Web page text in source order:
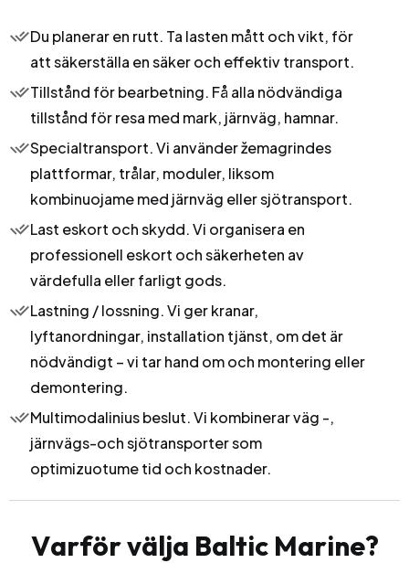
Du planerar en rutt. Ta lasten mått och vikt, för
att säkerställa en säker och effektiv transport.
Tillstånd för bearbetning. Få alla nödvändiga
tillstånd för resa med mark, järnväg, hamnar.
Specialtransport. Vi använder žemagrindes
plattformar, trålar, moduler, liksom
kombinuojame med järnväg eller sjötransport.
Last eskort och skydd. Vi organisera en
professionell eskort och säkerheten av
värdefulla eller farligt gods.
Lastning / lossning. Vi ger kranar,
lyftanordningar, installation tjänst, om det är
nödvändigt – vi tar hand om och montering eller
demontering.
Multimodalinius beslut. Vi kombinerar väg -,
järnvägs-och sjötransporter som
optimizuotume tid och kostnader.
Varförvälja Baltic Marine?